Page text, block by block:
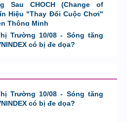
Sau CHOCH (Change of
Hiệu "Thay Đổi Cuộc Chơi"
Thông Minh
Trường 10/08 - Sóng tăng
có bị đe dọa?
Trường 10/08 - Sóng tăng
có bị đe dọa?